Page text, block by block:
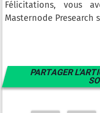
Félicitations, vous
Masternode Presearch
PARTAGER